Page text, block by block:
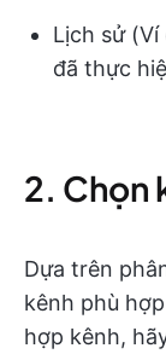
Lịch sử
đã thực
2. Chọn
Dựa trên
kênh phù
hợp kênh,